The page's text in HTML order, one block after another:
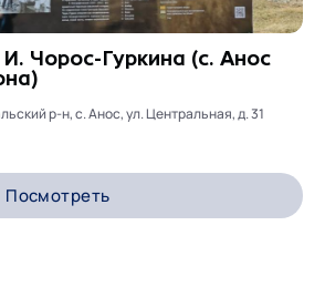
Чорос-Гуркина (с. Анос
р-н, с. Анос, ул. Центральная, д. 31
Посмотреть